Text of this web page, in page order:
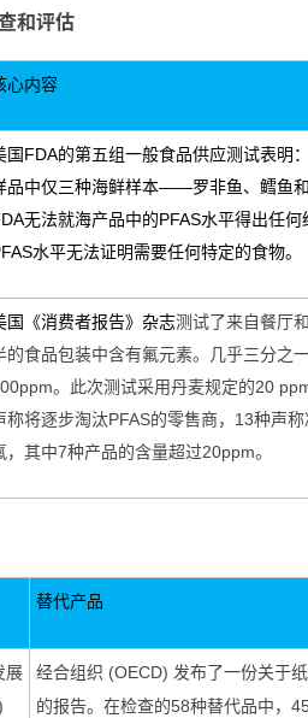
和评估
心内容
国FDA的第五组一般食品供应测试表明
品中仅三种海鲜样本——罗非鱼、鳕鱼
无法就海产品中的PFAS水平得出任何
水平无法证明需要任何特定的食物。
国《消费者报告》杂志测试了来自餐厅
的食品包装中含有氟元素。几乎三分之
。此次测试采用丹麦规定的20
称将逐步淘汰PFAS的零售商， 13种声称
，其中7种产品的含量超过20ppm。
替代产品
展
经合组织 (OECD) 发布了一份关于
的报告。在检查的58种替代品中，